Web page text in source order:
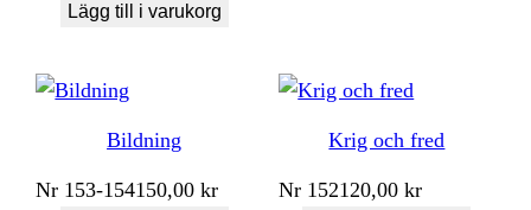
Lägg till i varukorg
Bildning
Nr 153-154150,00kr
Krig och fred
Nr 152120,00kr